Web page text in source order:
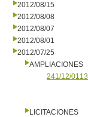
2012/08/15
2012/08/08
2012/08/07
2012/08/01
2012/07/25
AMPLIACIONES
241/12/0113
LICITACIONES